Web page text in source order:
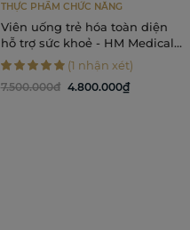
THỰC PHẨM CHỨC NĂNG
Viên uống trẻ hóa toàn diện
hỗ trợ sức khoẻ - HM Medical
NMN 18000+(1 nhận xét)
7.500.000đ 4.800.000₫